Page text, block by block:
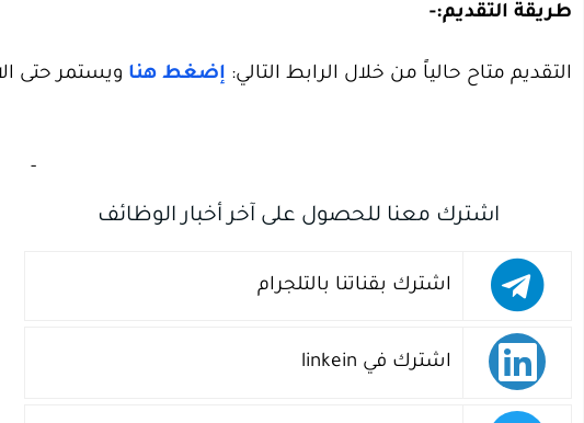
طريقة التقديم:-
التقديم متاح حالياً من خلال الرابط التالي: إضغط هنا ويستمر حتى
-‏
اشترك معنا للحصول على آخر أخبار الوظائف
اشترك بقناتنا بالتلجرام
اشترك في linkein